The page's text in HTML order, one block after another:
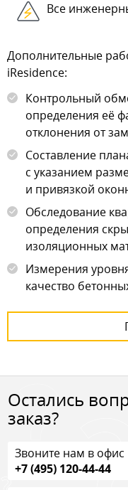
Все
Дополнительные
iResidence:
Контрольный
определения её
отклонения от
Составление
с указанием
и привязкой
Обследование
определения
изоляционных
Измерения
качество
Остались
заказ?
Звоните нам в офис
+7 (495) 120-44-44